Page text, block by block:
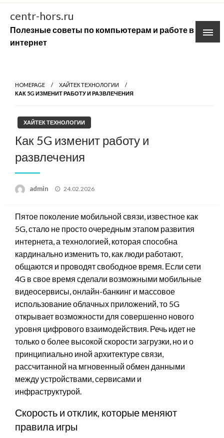
Skip
content
centr-hors.ru
Полезные советы по компьютерам и работе в
интернет
HOMEPAGE
ХАЙТЕК ТЕХНОЛОГИИ
КАК 5G ИЗМЕНИТ РАБОТУ И РАЗВЛЕЧЕНИЯ
ХАЙТЕК ТЕХНОЛОГИИ
Как 5G изменит работу и
развлечения
admin
Posted
24.02.2026
Пятое поколение мобильной связи, известное как
5G, стало не просто очередным этапом развития
интернета, а технологией, которая способна
кардинально изменить то, как люди работают,
общаются и проводят свободное время. Если сети
4G в свое время сделали возможными мобильные
видеосервисы, онлайн-банкинг и массовое
использование облачных приложений, то 5G
открывает возможности для совершенно нового
уровня цифрового взаимодействия. Речь идет не
только о более высокой скорости загрузки, но и о
принципиально иной архитектуре связи,
рассчитанной на мгновенный обмен данными
между устройствами, сервисами и
инфраструктурой.
Скорость и отклик, которые меняют
правила игры